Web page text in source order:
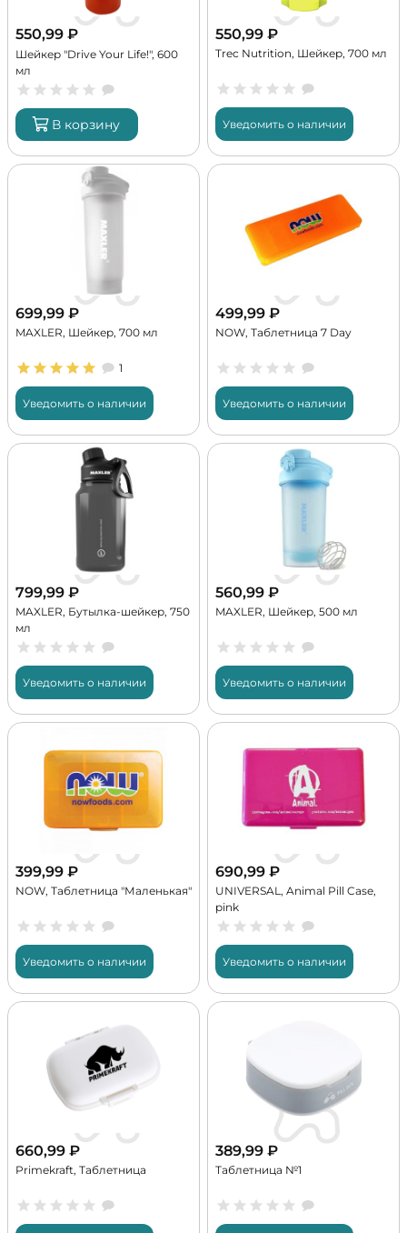
550,99 ₽
Шейкер "Drive Your Life!", 600
мл
В корзину
550,99 ₽
Trec Nutrition, Шейкер, 700 мл
Уведомить о наличии
699,99 ₽
MAXLER, Шейкер, 700 мл
1
Уведомить о наличии
499,99 ₽
NOW, Таблетница 7 Day
Уведомить о наличии
799,99 ₽
MAXLER, Бутылка-шейкер, 750
мл
Уведомить о наличии
560,99 ₽
MAXLER, Шейкер, 500 мл
Уведомить о наличии
399,99 ₽
NOW, Таблетница "Маленькая"
Уведомить о наличии
690,99 ₽
UNIVERSAL, Animal Pill Case,
pink
Уведомить о наличии
660,99 ₽
Primekraft, Таблетница
389,99 ₽
Таблетница №1